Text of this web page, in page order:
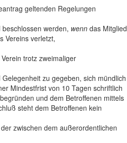
geltenden Regelungen
werden, wenn das Mitglied
Vereins verletzt,
trotz zweimaliger
zu gegeben, sich mündlich
Mindestfrist von 10 Tagen schriftlich
und dem Betroffenen mittels
steht dem Betroffenen kein
zwischen dem außerordentlichen